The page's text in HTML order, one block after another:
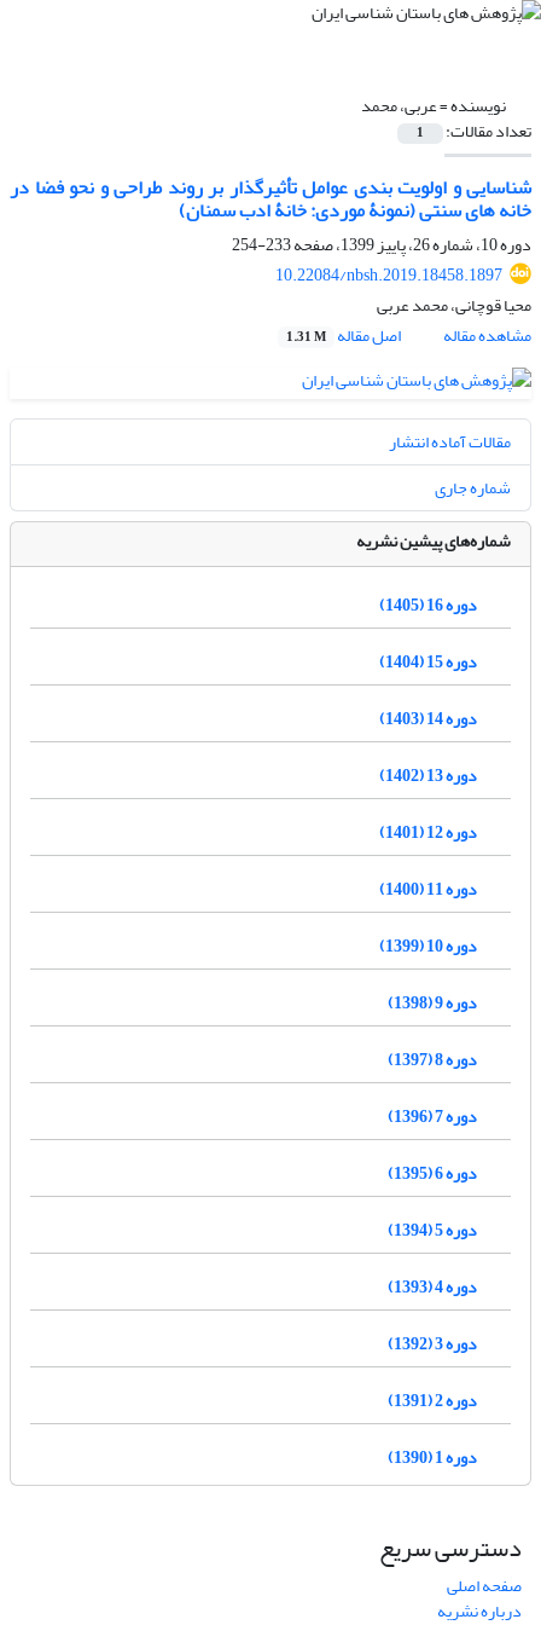
نویسنده =عربی، محمد
تعداد مقالات: 1
شناسایی و اولویت بندی عوامل تأثیرگذار بر روند طراحی و نحو فضا در
خانه های سنتی (نمونۀ موردی: خانۀ ادب سمنان)
دوره 10، شماره 26، پاییز 1399، صفحه
233-254
10.22084/nbsh.2019.18458.1897
محیا قوچانی، محمد عربی
مشاهده مقاله
اصل مقاله 1.31 M
مقالات آماده انتشار
شماره جاری
شماره‌های پیشین نشریه
دوره 16 (1405)
دوره 15 (1404)
دوره 14 (1403)
دوره 13 (1402)
دوره 12 (1401)
دوره 11 (1400)
دوره 10 (1399)
دوره 9 (1398)
دوره 8 (1397)
دوره 7 (1396)
دوره 6 (1395)
دوره 5 (1394)
دوره 4 (1393)
دوره 3 (1392)
دوره 2 (1391)
دوره 1 (1390)
دسترسی سریع
صفحه اصلی
درباره نشریه